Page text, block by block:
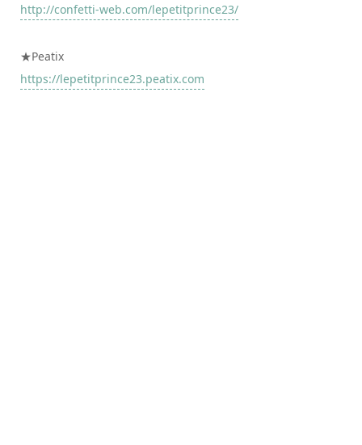
http://confetti-web.com/lepetitprince23/
★Peatix
https://lepetitprince23.peatix.com